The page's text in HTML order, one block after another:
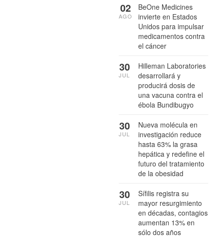
BeOne Medicines
invierte en Estados
Unidos para impulsar
medicamentos contra
el cáncer
02
AGO
Hilleman Laboratories
desarrollará y
producirá dosis de
una vacuna contra el
ébola Bundibugyo
30
JUL
Nueva molécula en
investigación reduce
hasta 63% la grasa
hepática y redefine el
futuro del tratamiento
de la obesidad
30
JUL
Sífilis registra su
mayor resurgimiento
en décadas, contagios
aumentan 13% en
sólo dos años
30
JUL